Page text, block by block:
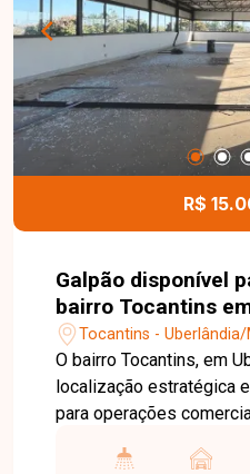
lazer para toda a família. Entre em contato para
mais informações e
conhecer este excelente
R$
Galpão disponível
bairro Tocantins
Tocantins - Uberlândia/
O bairro Tocantins, em
localização estratégica
para operações
A região é ideal para